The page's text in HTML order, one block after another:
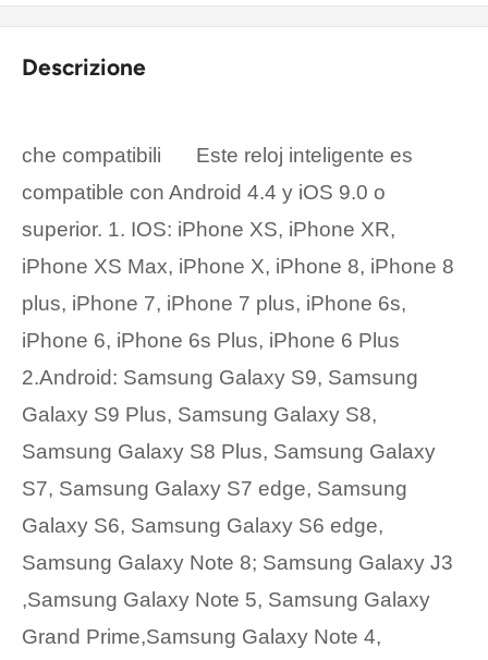
Descrizione
che compatibili
‎Este reloj inteligente es
compatible con Android 4.4 y iOS 9.0 o
superior. 1. IOS: iPhone XS, iPhone XR,
iPhone XS Max, iPhone X, iPhone 8, iPhone 8
plus, iPhone 7, iPhone 7 plus, iPhone 6s,
iPhone 6, iPhone 6s Plus, iPhone 6 Plus
2.Android: Samsung Galaxy S9, Samsung
Galaxy S9 Plus, Samsung Galaxy S8,
Samsung Galaxy S8 Plus, Samsung Galaxy
S7, Samsung Galaxy S7 edge, Samsung
Galaxy S6, Samsung Galaxy S6 edge,
Samsung Galaxy Note 8; Samsung Galaxy J3
,Samsung Galaxy Note 5, Samsung Galaxy
Grand Prime,Samsung Galaxy Note 4,